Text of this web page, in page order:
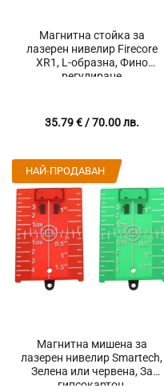
Магнитна стойка за
лазерен нивелир Firecore
XR1, L-образна, Фино
регулиране
35.79€/ 70.00 лв.
Магнитна мишена за
лазерен нивелир Smartech,
Зелена или червена, За
гипсокартон,
НАЙ-ПРОДАВАН